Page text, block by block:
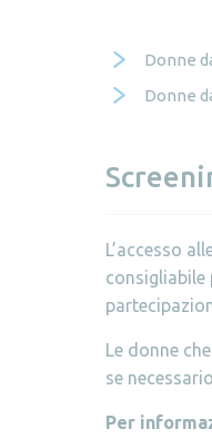
Donne
Donne
L’accesso
Le donne
se
Per